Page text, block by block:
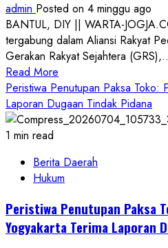
admin Posted on 4 minggu ago
BANTUL, DIY || WARTA-
tergabung dalam Aliansi Rakyat
Gerakan Rakyat Sejahtera
Read More
more
about
Kasus
di
Bantul:
Janji
Kawal
Peristiwa Penutupan Paksa Toko:
Laporan Dugaan Tindak Pidana
1 min read
Berita Daerah
Hukum
Peristiwa Penutupan Paksa
Yogyakarta Terima Laporan